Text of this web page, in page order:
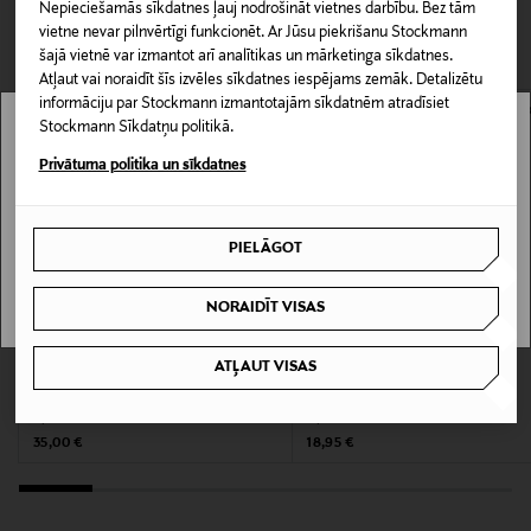
Nepieciešamās sīkdatnes ļauj nodrošināt vietnes darbību. Bez tām
vietne nevar pilnvērtīgi funkcionēt. Ar Jūsu piekrišanu Stockmann
šajā vietnē var izmantot arī analītikas un mārketinga sīkdatnes.
Atļaut vai noraidīt šīs izvēles sīkdatnes iespējams zemāk. Detalizētu
informāciju par Stockmann izmantotajām sīkdatnēm atradīsiet
Stockmann Sīkdatņu politikā.
Privātuma politika un sīkdatnes
PIELĀGOT
NORAIDĪT VISAS
ATĻAUT VISAS
grumbām. Izmantotie īpaši garie pavedieni garantē
maigu pieskārienu un dziļu, tīru krāsu pat pēc gadiem
ilgas lietošanas.
LASĪT VAIRĀK
Produkta numurs
Mazgāšanas instrukcijas
60 °C
Krāsa
Piegāde uz saņemšanas punktu
0,00 € – 4,90 €
CITI KLIENTI SKATĪJĀS ARĪ
TEKLA
Original Price
35,00 €
FINLAYSON
Original Price
18,95 €
Stockmann nav pieejams tavā valstī.